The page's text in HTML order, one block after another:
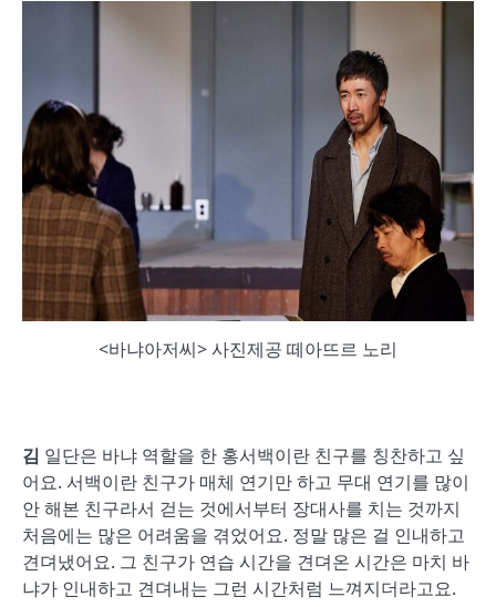
<바냐아저씨> 사진제공 떼아뜨르 노리
김 일단은 바냐 역할을 한 홍서백이란 친구를 칭찬하고 싶
어요. 서백이란 친구가 매체 연기만 하고 무대 연기를 많이
안 해본 친구라서 걷는 것에서부터 장대사를 치는 것까지
처음에는 많은 어려움을 겪었어요. 정말 많은 걸 인내하고
견뎌냈어요. 그 친구가 연습 시간을 견뎌온 시간은 마치 바
냐가 인내하고 견뎌내는 그런 시간처럼 느껴지더라고요.